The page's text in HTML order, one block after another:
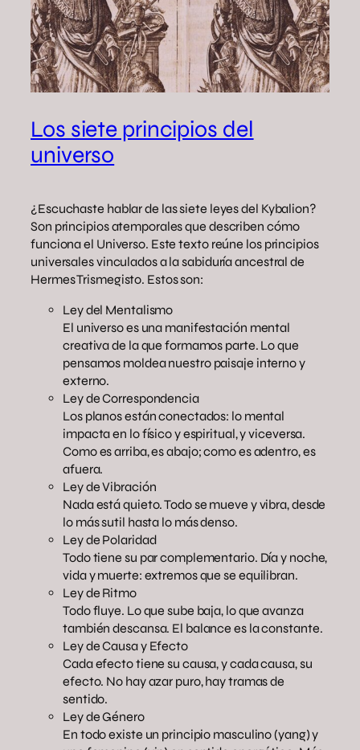
Los siete principios del
universo
¿Escuchaste hablar de las siete leyes del Kybalion?
Son principios atemporales que describen cómo
funciona el Universo. Este texto reúne los principios
universales vinculados a la sabiduría ancestral de
Hermes Trismegisto. Estos son:
Ley del Mentalismo
El universo es una manifestación mental
creativa de la que formamos parte. Lo que
pensamos moldea nuestro paisaje interno y
externo.
Ley de Correspondencia
Los planos están conectados: lo mental
impacta en lo físico y espiritual, y viceversa.
Como es arriba, es abajo; como es adentro, es
afuera.
Ley de Vibración
Nada está quieto. Todo se mueve y vibra, desde
lo más sutil hasta lo más denso.
Ley de Polaridad
Todo tiene su par complementario. Día y noche,
vida y muerte: extremos que se equilibran.
Ley de Ritmo
Todo fluye. Lo que sube baja, lo que avanza
también descansa. El balance es la constante.
Ley de Causa y Efecto
Cada efecto tiene su causa, y cada causa, su
efecto. No hay azar puro, hay tramas de
sentido.
Ley de Género
En todo existe un principio masculino (yang) y